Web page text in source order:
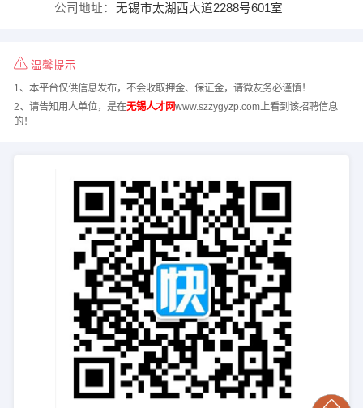
公司地址： 无锡市太湖西大道2288号601室
温馨提示
1、本平台仅供信息发布，不会收取押金、保证金，请微友务必谨慎！
2、请告知用人单位，是在无锡人才网www.szzygyzp.com上看到该招聘信息
的！